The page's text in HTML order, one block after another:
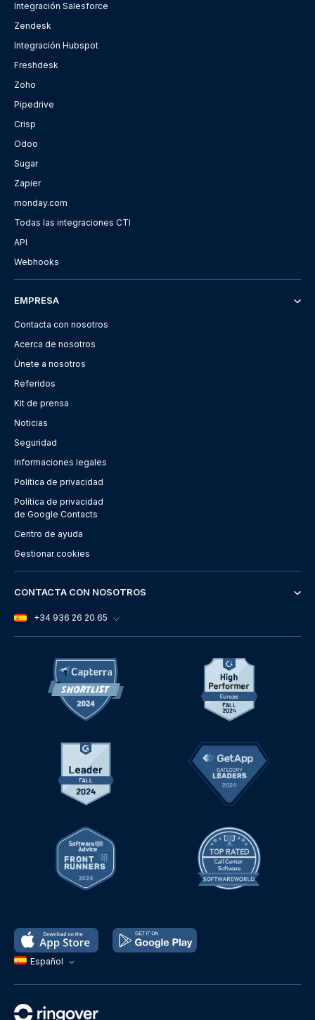
Español
Integración Salesforce
Zendesk
Integración Hubspot
Freshdesk
Zoho
Pipedrive
Crisp
Odoo
Sugar
Zapier
monday.com
Todas las integraciones CTI
API
Webhooks
EMPRESA
Contacta con nosotros
Acerca de nosotros
Únete a nosotros
Referidos
Kit de prensa
Noticias
Seguridad
Informaciones legales
Política de privacidad
Política de privacidad
de Google Contacts
Centro de ayuda
Gestionar cookies
CONTACTA CON NOSOTROS
+34 936 26 20 65